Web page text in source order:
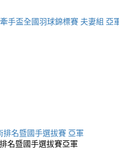
手盃全國羽球錦標賽 夫妻組 亞
名暨國手選拔賽 亞軍
名暨國手選拔賽亞軍